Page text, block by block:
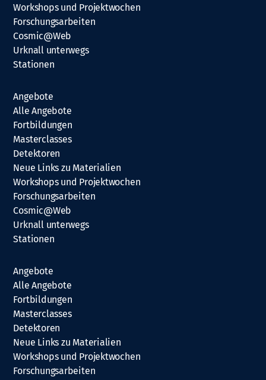
Workshops und Projektwochen
Forschungsarbeiten
Cosmic@Web
Urknall unterwegs
Stationen
Angebote
Alle Angebote
Fortbildungen
Masterclasses
Detektoren
Neue Links zu Materialien
Workshops und Projektwochen
Forschungsarbeiten
Cosmic@Web
Urknall unterwegs
Stationen
Angebote
Alle Angebote
Fortbildungen
Masterclasses
Detektoren
Neue Links zu Materialien
Workshops und Projektwochen
Forschungsarbeiten